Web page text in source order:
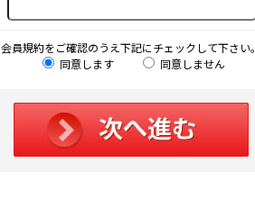
会員規約をご確認のうえ下記にチェックして下さい。
同意します
同意しません